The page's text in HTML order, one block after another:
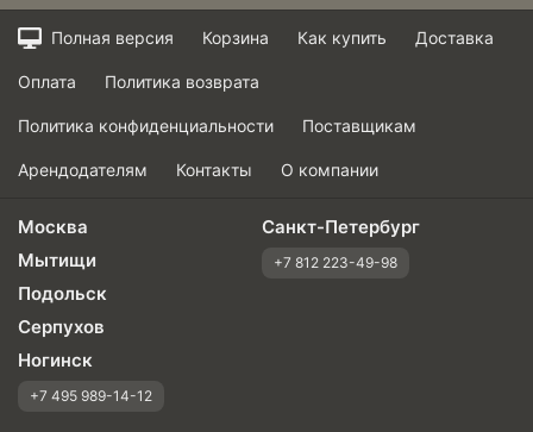
Полная версия Корзина Как купить Доставка
Оплата Политика возврата
Политика конфиденциальности Поставщикам
Арендодателям Контакты О компании
Москва
Мытищи
Подольск
Серпухов
Ногинск
+7 495 989-14-12
Санкт-Петербург
+7 812 223-49-98